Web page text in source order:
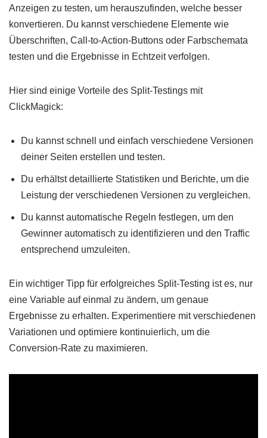
Anzeigen zu testen, um herauszufinden, welche besser
konvertieren. Du kannst verschiedene Elemente wie
Überschriften, Call-to-Action-Buttons oder Farbschemata
testen und die Ergebnisse in Echtzeit verfolgen.
Hier sind einige Vorteile des Split-Testings mit
ClickMagick:
Du kannst schnell und einfach verschiedene Versionen
deiner Seiten erstellen und testen.
Du erhältst detaillierte Statistiken und Berichte, um die
Leistung der verschiedenen Versionen zu vergleichen.
Du kannst automatische Regeln festlegen, um den
Gewinner automatisch zu identifizieren und den Traffic
entsprechend umzuleiten.
Ein wichtiger Tipp für erfolgreiches Split-Testing ist es, nur
eine Variable auf einmal zu ändern, um genaue
Ergebnisse zu erhalten. Experimentiere mit verschiedenen
Variationen und optimiere kontinuierlich, um die
Conversion-Rate zu maximieren.